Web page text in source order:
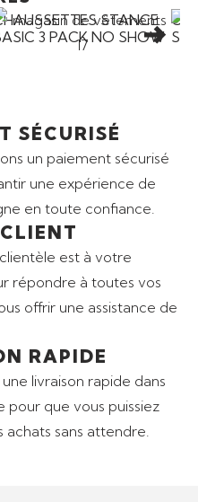
STANCE
3 PACK NO SHOW
SÉCURISÉ
un paiement sécurisé
une expérience de
en toute confiance.
est à votre
répondre à toutes vos
offrir une assistance de
RAPIDE
livraison rapide dans
pour que vous puissiez
sans attendre.